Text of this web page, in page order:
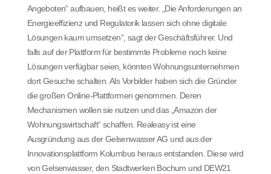
Angeboten“ aufbauen, heißt es weiter. „Die Anforderungen an
Energieeffizienz und Regulatorik lassen sich ohne digitale
Lösungen kaum umsetzen“, sagt der Geschäftsführer. Und
falls auf der Plattform für bestimmte Probleme noch keine
Lösungen verfügbar seien, könnten Wohnungsunternehmen
dort Gesuche schalten. Als Vorbilder haben sich die Gründer
die großen Online-Plattformen genommen. Deren
Mechanismen wollen sie nutzen und das „Amazon der
Wohnungswirtschaft“ schaffen. Realeasy ist eine
Ausgründung aus der Gelsenwasser AG und aus der
Innovationsplattform Kolumbus heraus entstanden. Diese wird
von Gelsenwasser, den Stadtwerken Bochum und DEW21